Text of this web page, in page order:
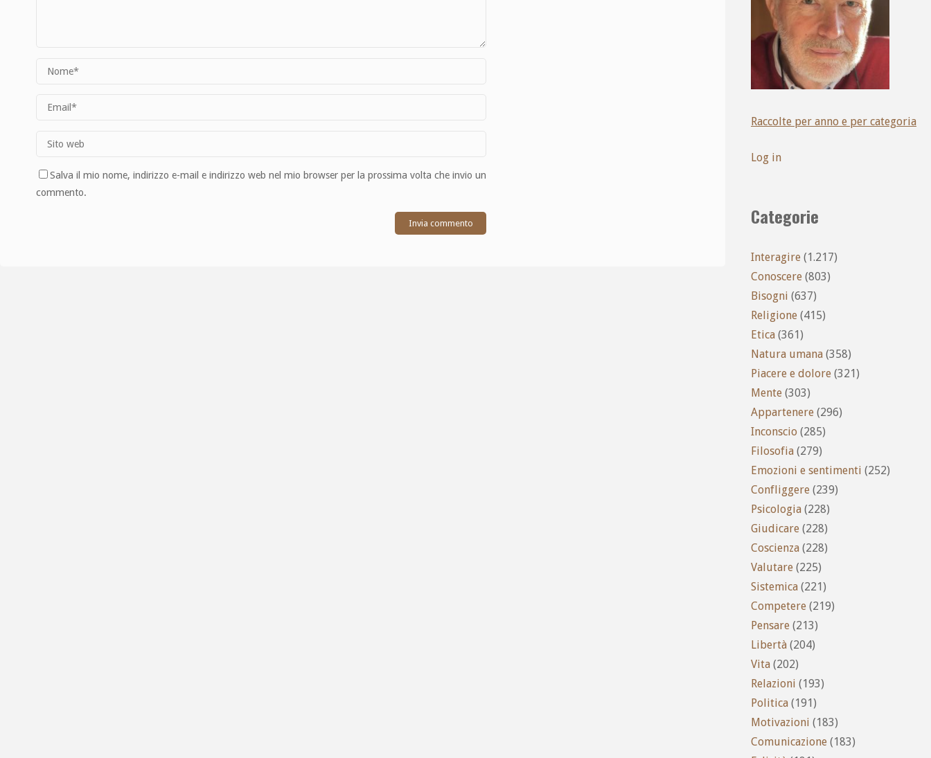
Salva il mio nome, indirizzo e-mail e indirizzo web nel mio browser per la prossima volta che invio un
commento.
Raccolte per anno e per categoria
Log in
Categorie
Interagire (1.217)
Conoscere (803)
Bisogni (637)
Religione (415)
Etica (361)
Natura umana (358)
Piacere e dolore (321)
Mente (303)
Appartenere (296)
Inconscio (285)
Filosofia (279)
Emozioni e sentimenti (252)
Confliggere (239)
Psicologia (228)
Giudicare (228)
Coscienza (228)
Valutare (225)
Sistemica (221)
Competere (219)
Pensare (213)
Libertà (204)
Vita (202)
Relazioni (193)
Politica (191)
Motivazioni (183)
Comunicazione (183)